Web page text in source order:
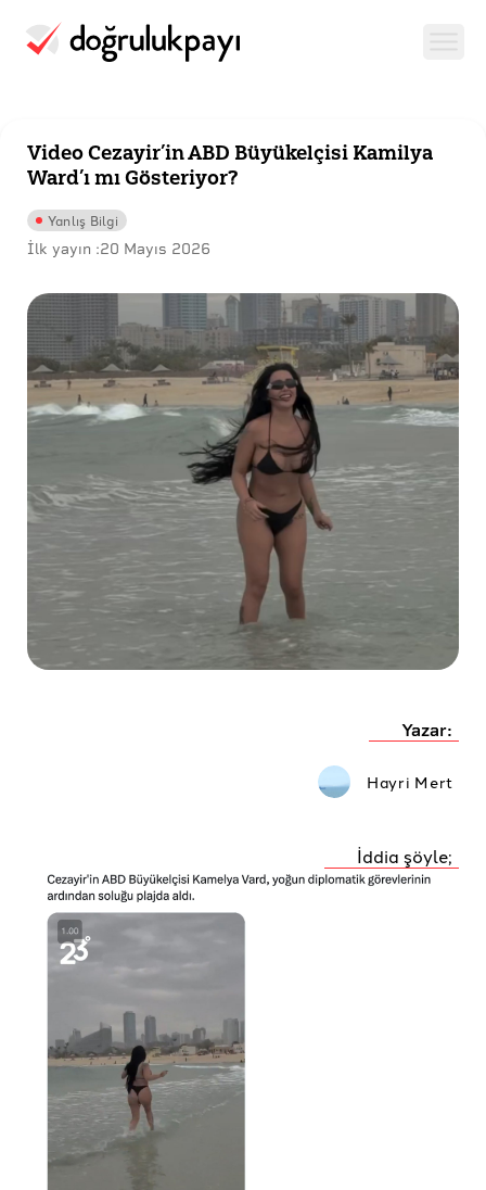
Video Cezayir’in ABD Büyükelçisi Kamilya
Ward’ı mı Gösteriyor?
Yanlış Bilgi
İlk yayın :20 Mayıs 2026
Yazar:
Hayri Mert
İddia şöyle;